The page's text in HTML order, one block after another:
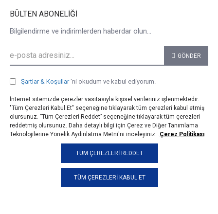
BÜLTEN ABONELIĞI
Bilgilendirme ve indirimlerden haberdar olun...
GÖNDER
Şartlar & Koşullar 'ni okudum ve kabul ediyorum.
© 2025, taji.com.tr, Tüm Hakları Saklıdır.
TÜM ÇEREZLERI KABUL ET
İnternet sitemizde çerezler vasıtasıyla kişisel verileriniz işlenmektedir.
"Tüm Çerezleri Kabul Et" seçeneğine tıklayarak tüm çerezleri kabul etmiş
olursunuz. ‘’Tüm Çerezleri Reddet’’ seçeneğine tıklayarak tüm çerezleri
reddetmiş olursunuz. Daha detaylı bilgi için Çerez ve Diğer Tanımlama
Teknolojilerine Yönelik Aydınlatma Metni'ni inceleyiniz. :Çerez Politikası
TÜM ÇEREZLERI REDDET